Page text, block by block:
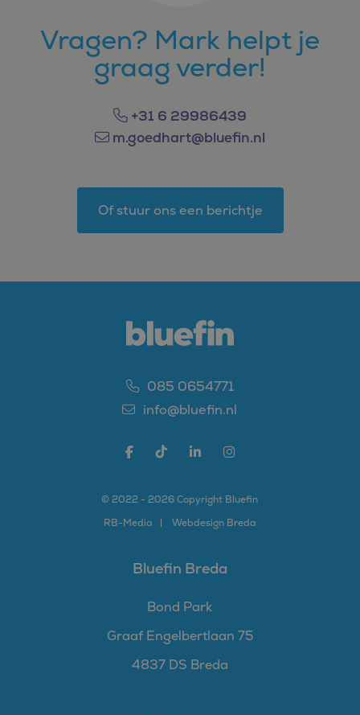
Vragen? Mark helpt je
graag verder!
+31 6 29986439
m.goedhart@bluefin.nl
Of stuur ons een berichtje
085 0654771
info@bluefin.nl
© 2022 - 2026 Copyright Bluefin
RB-Media Webdesign Breda
Bluefin Breda
Bond Park
Graaf Engelbertlaan 75
4837 DS Breda